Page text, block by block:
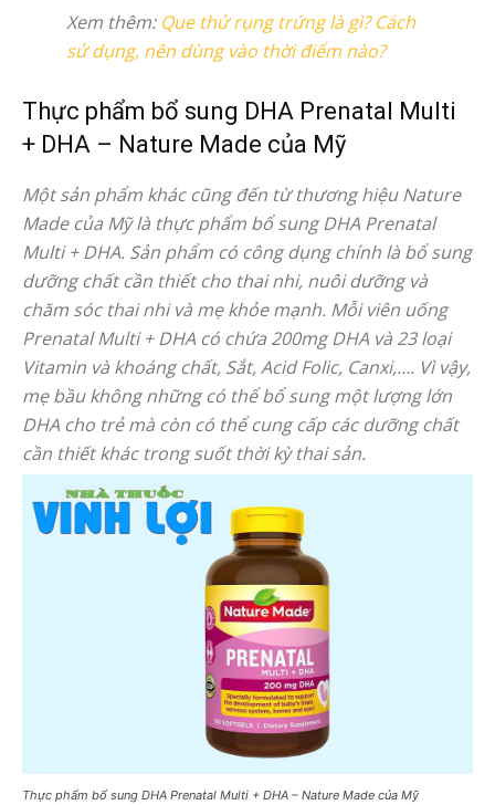
Xem thêm: Que thử rụng trứng là gì? Cách
sử dụng, nên dùng vào thời điểm nào?
Thực phẩm bổ sung DHA Prenatal Multi
+ DHA – Nature Made của Mỹ
Một sản phẩm khác cũng đến từ thương hiệu Nature
Made của Mỹ là thực phẩm bổ sung DHA Prenatal
Multi + DHA. Sản phẩm có công dụng chính là bổ sung
dưỡng chất cần thiết cho thai nhi, nuôi dưỡng và
chăm sóc thai nhi và mẹ khỏe mạnh. Mỗi viên uống
Prenatal Multi + DHA có chứa 200mg DHA và 23 loại
Vitamin và khoáng chất, Sắt, Acid Folic, Canxi,…. Vì vậy,
mẹ bầu không những có thể bổ sung một lượng lớn
DHA cho trẻ mà còn có thể cung cấp các dưỡng chất
cần thiết khác trong suốt thời kỳ thai sản.
Thực phẩm bổ sung DHA Prenatal Multi + DHA – Nature Made của Mỹ